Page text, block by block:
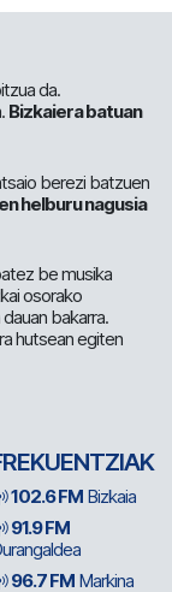
da.
Bizkaiera batuan
berezi batzuen
helburu nagusia
be musika
osorako
bakarra.
hutsean egiten
102.6 FM Bizkaia
91.9 FM
96.7 FM Markina